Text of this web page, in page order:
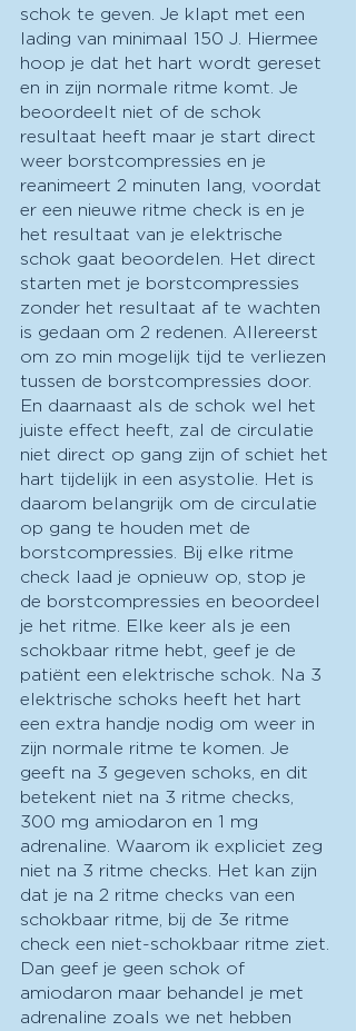
schok te geven. Je klapt met een
lading van minimaal 150 J. Hiermee
hoop je dat het hart wordt gereset
en in zijn normale ritme komt. Je
beoordeelt niet of de schok
resultaat heeft maar je start direct
weer borstcompressies en je
reanimeert 2 minuten lang, voordat
er een nieuwe ritme check is en je
het resultaat van je elektrische
schok gaat beoordelen. Het direct
starten met je borstcompressies
zonder het resultaat af te wachten
is gedaan om 2 redenen. Allereerst
om zo min mogelijk tijd te verliezen
tussen de borstcompressies door.
En daarnaast als de schok wel het
juiste effect heeft, zal de circulatie
niet direct op gang zijn of schiet het
hart tijdelijk in een asystolie. Het is
daarom belangrijk om de circulatie
op gang te houden met de
borstcompressies. Bij elke ritme
check laad je opnieuw op, stop je
de borstcompressies en beoordeel
je het ritme. Elke keer als je een
schokbaar ritme hebt, geef je de
patiënt een elektrische schok. Na 3
elektrische schoks heeft het hart
een extra handje nodig om weer in
zijn normale ritme te komen. Je
geeft na 3 gegeven schoks, en dit
betekent niet na 3 ritme checks,
300 mg amiodaron en 1 mg
adrenaline. Waarom ik expliciet zeg
niet na 3 ritme checks. Het kan zijn
dat je na 2 ritme checks van een
schokbaar ritme, bij de 3e ritme
check een niet-schokbaar ritme ziet.
Dan geef je geen schok of
amiodaron maar behandel je met
adrenaline zoals we net hebben